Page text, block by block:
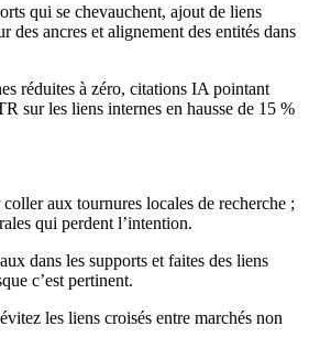
qui se chevauchent, ajout de liens
des ancres et alignement des entités dans
réduites à zéro, citations IA pointant
sur les liens internes en hausse de 15 %
aux tournures locales de recherche ;
qui perdent l’intention.
dans les supports et faites des liens
c’est pertinent.
les liens croisés entre marchés non